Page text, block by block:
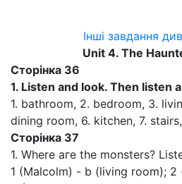
Інші завдання
Unit 4. The
Сторінка 36
1. Listen and look. Then listen
1. bathroom, 2. bedroom, 3.
dining room, 6. kitchen, 7.
Сторінка 37
1. Where аге the monsters?
1 (Malcolm) - b (living room);